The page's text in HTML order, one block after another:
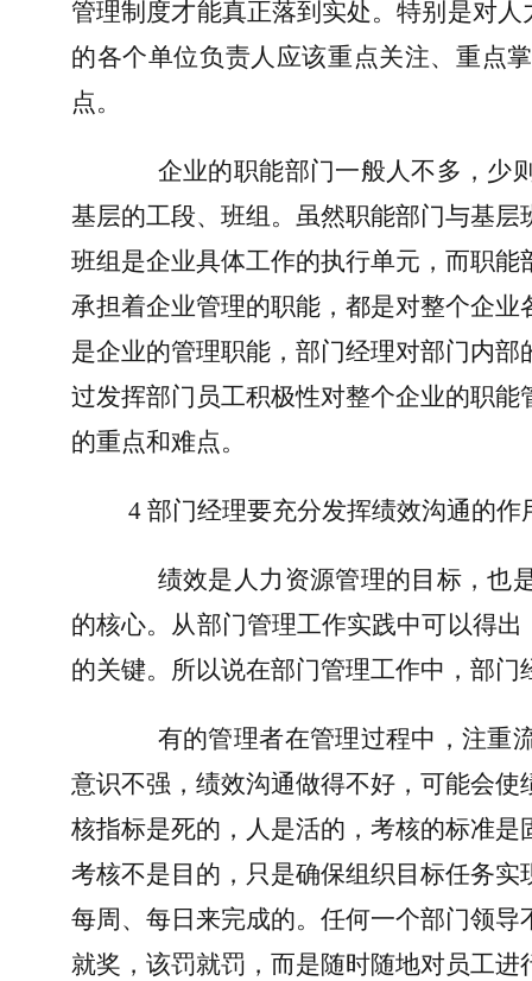
管理制度才能真正落到实处。特别是对
的各个单位负责人应该重点关注、重点
点。
企业的职能部门一般人不多，少
基层的工段、班组。虽然职能部门与基
班组是企业具体工作的执行单元，而职
承担着企业管理的职能，都是对整个企
是企业的管理职能，部门经理对部门内
过发挥部门员工积极性对整个企业的职
的重点和难点。
4 部门经理要充分发挥绩效沟通的作
绩效是人力资源管理的目标，也
的核心。从部门管理工作实践中可以得
的关键。所以说在部门管理工作中，部
有的管理者在管理过程中，注重
意识不强，绩效沟通做得不好，可能会
核指标是死的，人是活的，考核的标准
考核不是目的，只是确保组织目标任务
每周、每日来完成的。任何一个部门领
就奖，该罚就罚，而是随时随地对员工